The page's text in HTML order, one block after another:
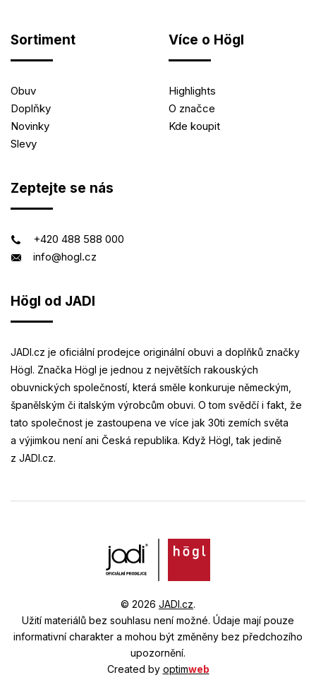
Sortiment
Obuv
Doplňky
Novinky
Slevy
Více o Högl
Highlights
O značce
Kde koupit
Zeptejte se nás
+420 488 588 000
info@hogl.cz
Högl od JADI
JADI.cz je oficiální prodejce originální obuvi a doplňků značky
Högl. Značka Högl je jednou z největších rakouských
obuvnických společností, která směle konkuruje německým,
španělským či italským výrobcům obuvi. O tom svědčí i fakt, že
tato společnost je zastoupena ve více jak 30ti zemích světa
a výjimkou není ani Česká republika. Když Högl, tak jedině
z JADI.cz.
© 2026 JADI.cz.
Užití materiálů bez souhlasu není možné. Údaje mají pouze
informativní charakter a mohou být změněny bez předchozího
upozornění.
Created by optimweb